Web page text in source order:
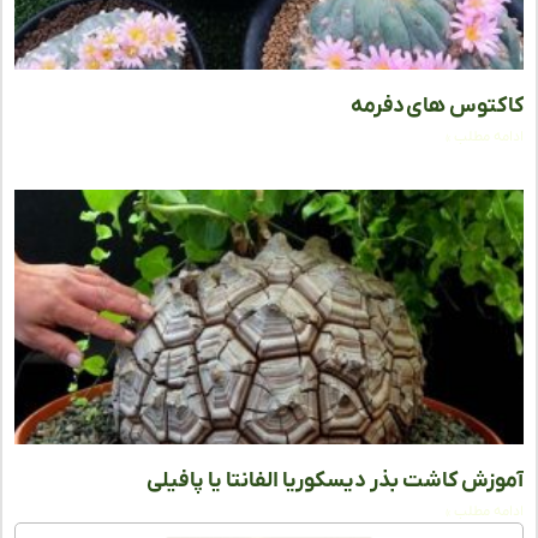
های دفرمه
مطلب »
کاشت بذر دیسکوریا الفانتا یا پافیلی
مطلب »